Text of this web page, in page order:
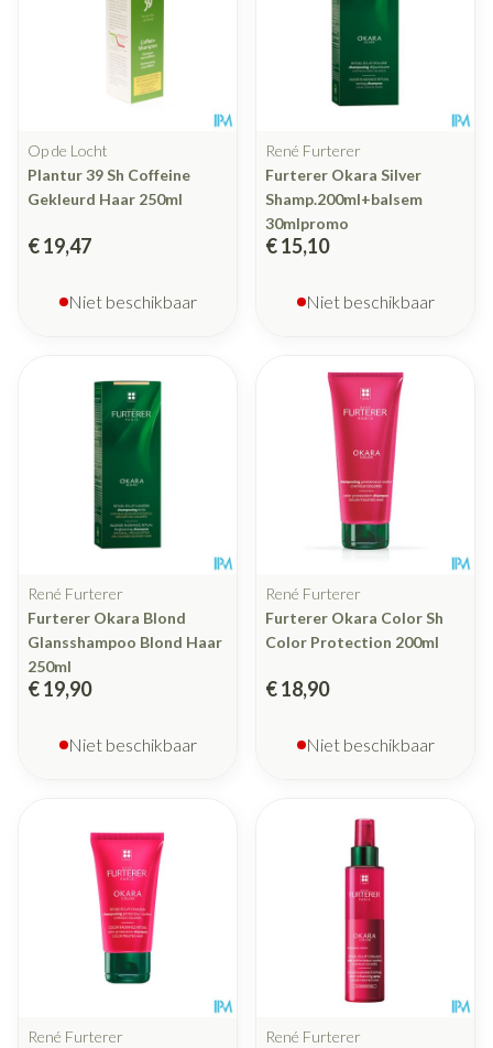
Op de Locht
Plantur 39 Sh Coffeine
Gekleurd Haar 250ml
€ 19,47
Niet beschikbaar
René Furterer
Furterer Okara Silver
Shamp.200ml+balsem
30mlpromo
€ 15,10
Niet beschikbaar
René Furterer
Furterer Okara Blond
Glansshampoo Blond Haar
250ml
€ 19,90
Niet beschikbaar
René Furterer
Furterer Okara Color Sh
Color Protection 200ml
€ 18,90
Niet beschikbaar
René Furterer
René Furterer